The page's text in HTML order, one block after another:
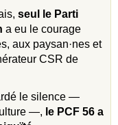
seul le Parti
a eu le courage
aux paysan·nes et
CSR de
le silence —
—, le PCF 56 a